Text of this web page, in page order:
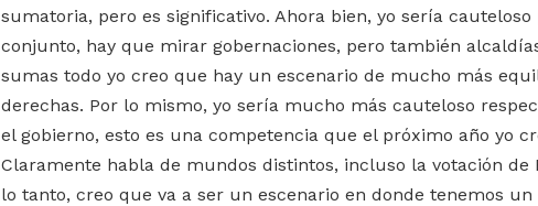
sumatoria, pero es significativo. Ahora bien, yo sería
conjunto, hay que mirar gobernaciones, pero también
sumas todo yo creo que hay un escenario de mucho más
derechas. Por lo mismo, yo sería mucho más cauteloso
el gobierno, esto es una competencia que el próximo año yo
Claramente habla de mundos distintos, incluso la votación de
lo tanto, creo que va a ser un escenario en donde tenemos